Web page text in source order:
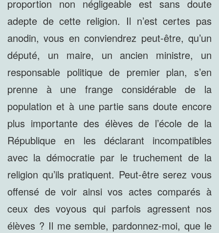
proportion non négligeable est sans doute
adepte de cette religion. Il n’est certes pas
anodin, vous en conviendrez peut-être, qu’un
député, un maire, un ancien ministre, un
responsable politique de premier plan, s’en
prenne à une frange considérable de la
population et à une partie sans doute encore
plus importante des élèves de l’école de la
République en les déclarant incompatibles
avec la démocratie par le truchement de la
religion qu’ils pratiquent. Peut-être serez vous
offensé de voir ainsi vos actes comparés à
ceux des voyous qui parfois agressent nos
élèves ? Il me semble, pardonnez-moi, que le